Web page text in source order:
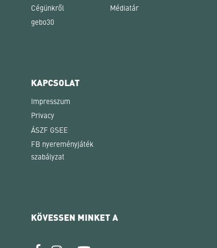
Cégünkről
gebo30
Médiatár
KAPCSOLAT
Impresszum
Privacy
ÁSZF GSEE
FB nyereményjáték
szabályzat
KÖVESSEN MINKET A